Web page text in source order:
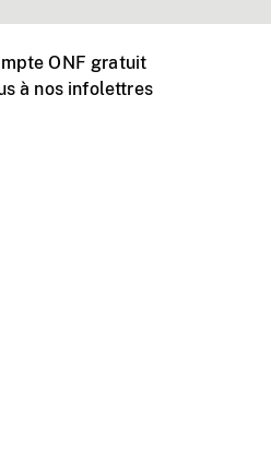
ONF gratuit
à nos infolettres